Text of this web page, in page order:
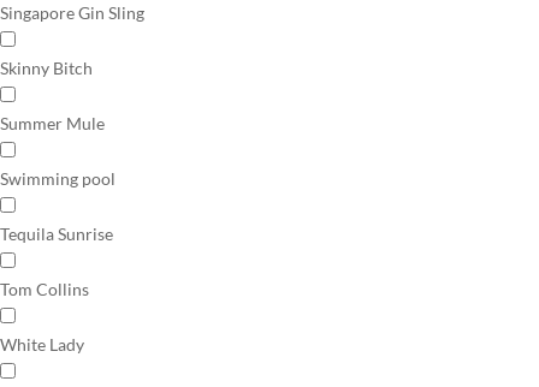
Singapore Gin Sling
Skinny Bitch
Summer Mule
Swimming pool
Tequila Sunrise
Tom Collins
White Lady